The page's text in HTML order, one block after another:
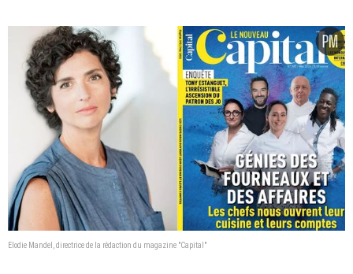
Elodie Mandel, directrice de la rédaction du magazine "Capital"